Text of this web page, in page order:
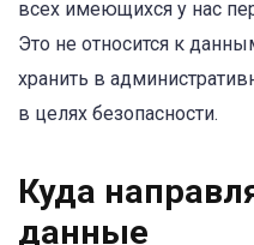
всех имеющихся у нас
Это не относится к
хранить в
в целях безопасности.
Куда
данные